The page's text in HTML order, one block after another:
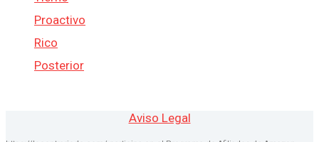
Proactivo
Rico
Posterior
Aviso Legal